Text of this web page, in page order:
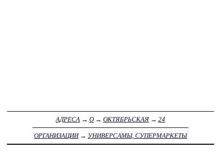
АДРЕСА → О → ОКТЯБРЬСКАЯ → 24
ОРГАНИЗАЦИИ→ УНИВЕРСАМЫ, СУПЕРМАРКЕТЫ